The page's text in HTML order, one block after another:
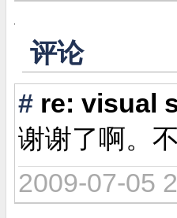
评论
# re: visual
谢谢了啊。
2009-07-05